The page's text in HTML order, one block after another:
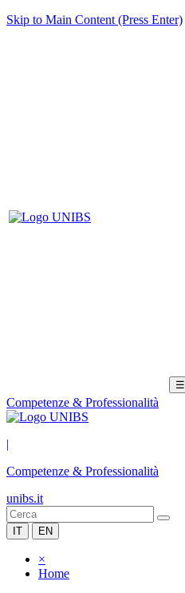
Skip to Main Content (Press Enter)
☰
Competenze & Professionalità
|
Competenze & Professionalità
unibs.it
IT EN
×
Home